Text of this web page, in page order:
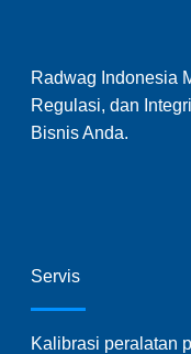
Radwag Indonesia
Regulasi, dan
Bisnis Anda.
Servis
Kalibrasi peralatan